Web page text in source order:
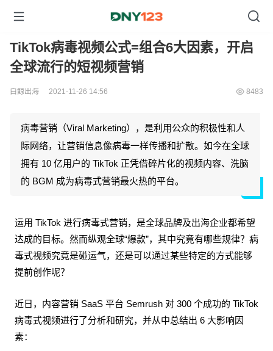
TikTok病毒视频公式=组合6大因素，开启
全球流行的短视频营销
白鲸出海 2021-11-26 14:56 8483
病毒营销（Viral Marketing），是利用公众的积极性和人
际网络，让营销信息像病毒一样传播和扩散。如今在全球
拥有 10 亿用户的 TikTok 正凭借碎片化的视频内容、洗脑
的 BGM 成为病毒式营销最火热的平台。
运用 TikTok 进行病毒式营销，是全球品牌及出海企业都希望
达成的目标。然而纵观全球“爆款”，其中究竟有哪些规律？病
毒式视频究竟是碰运气，还是可以通过某些特定的方式能够
提前创作呢？
近日，内容营销 SaaS 平台 Semrush 对 300 个成功的 TikTok
病毒式视频进行了分析和研究，并从中总结出 6 大影响因
素：